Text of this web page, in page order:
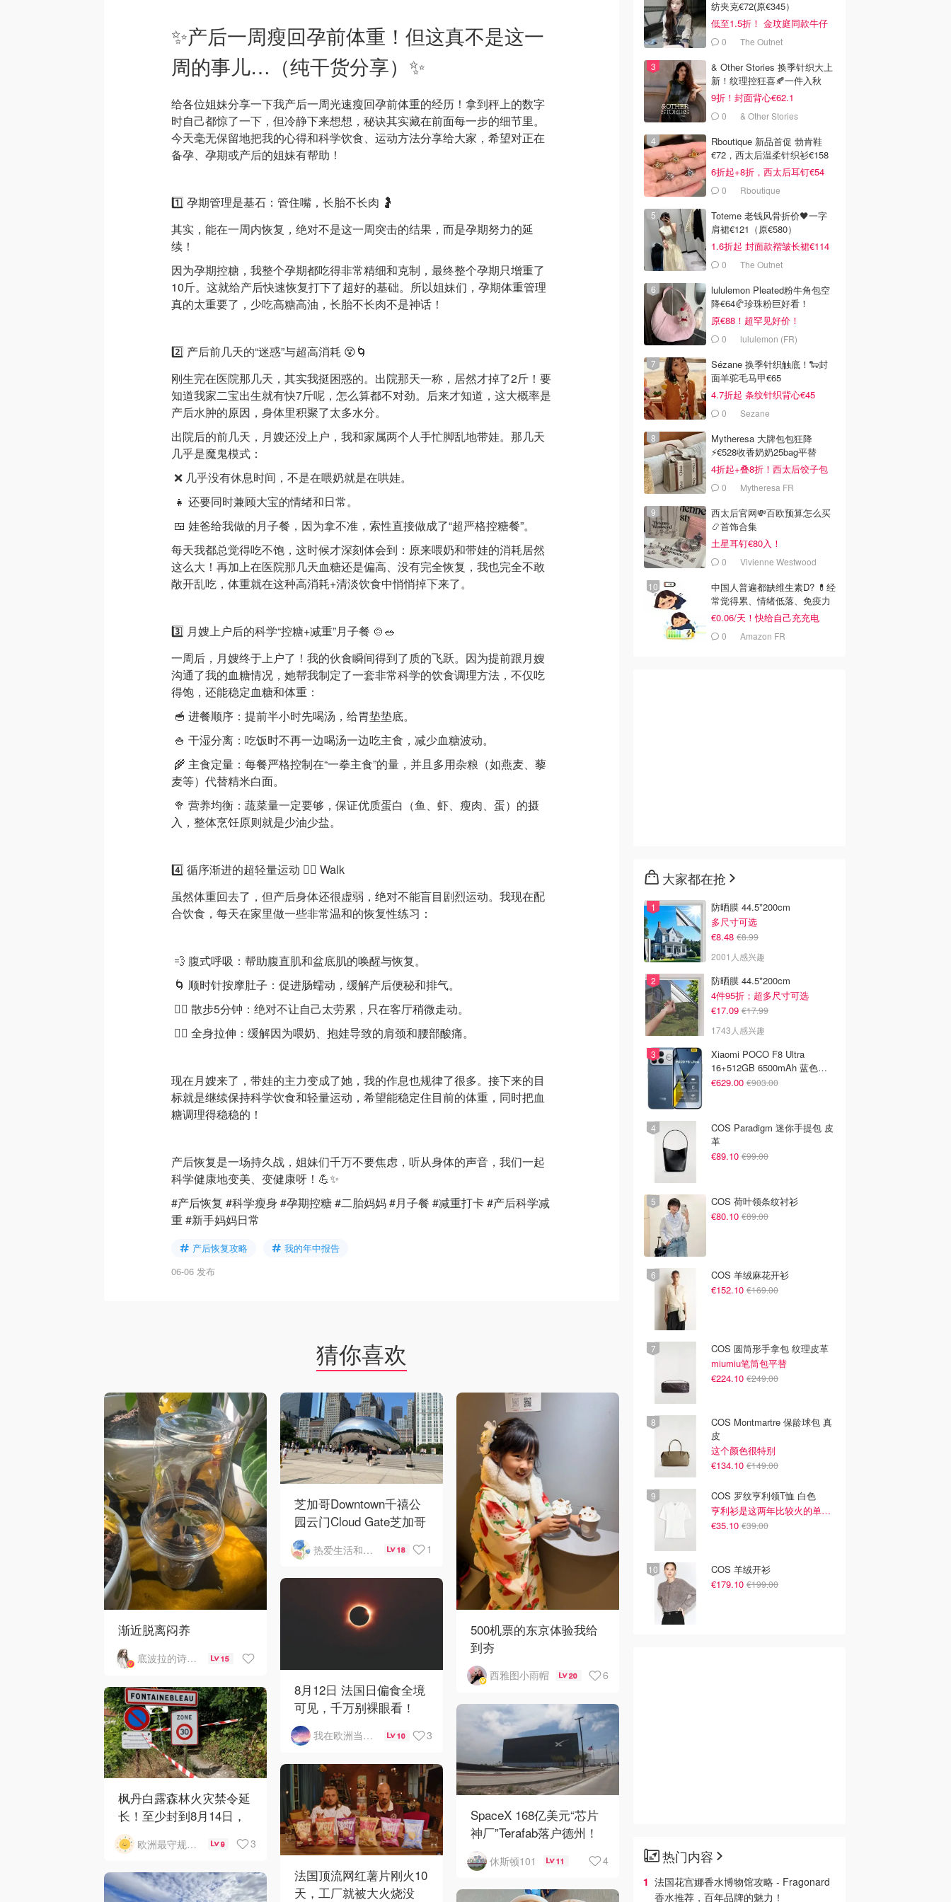
✨产后一周瘦回孕前体重！但这真不是这一
周的事儿…（纯干货分享）✨
给各位姐妹分享一下我产后一周光速瘦回孕前体重的经历！拿到秤上的数字
时自己都惊了一下，但冷静下来想想，秘诀其实藏在前面每一步的细节里。
今天毫无保留地把我的心得和科学饮食、运动方法分享给大家，希望对正在
备孕、孕期或产后的姐妹有帮助！
1️⃣ 孕期管理是基石：管住嘴，长胎不长肉 🤰
其实，能在一周内恢复，绝对不是这一周突击的结果，而是孕期努力的延
续！
因为孕期控糖，我整个孕期都吃得非常精细和克制，最终整个孕期只增重了
10斤。这就给产后快速恢复打下了超好的基础。所以姐妹们，孕期体重管理
真的太重要了，少吃高糖高油，长胎不长肉不是神话！
2️⃣ 产后前几天的“迷惑”与超高消耗 😵🌀
刚生完在医院那几天，其实我挺困惑的。出院那天一称，居然才掉了2斤！要
知道我家二宝出生就有快7斤呢，怎么算都不对劲。后来才知道，这大概率是
产后水肿的原因，身体里积聚了太多水分。
出院后的前几天，月嫂还没上户，我和家属两个人手忙脚乱地带娃。那几天
几乎是魔鬼模式：
❌ 几乎没有休息时间，不是在喂奶就是在哄娃。
👧 还要同时兼顾大宝的情绪和日常。
🍱 娃爸给我做的月子餐，因为拿不准，索性直接做成了“超严格控糖餐”。
每天我都总觉得吃不饱，这时候才深刻体会到：原来喂奶和带娃的消耗居然
这么大！再加上在医院那几天血糖还是偏高、没有完全恢复，我也完全不敢
敞开乱吃，体重就在这种高消耗+清淡饮食中悄悄掉下来了。
3️⃣ 月嫂上户后的科学“控糖+减重”月子餐 🍲🥗
一周后，月嫂终于上户了！我的伙食瞬间得到了质的飞跃。因为提前跟月嫂
沟通了我的血糖情况，她帮我制定了一套非常科学的饮食调理方法，不仅吃
得饱，还能稳定血糖和体重：
🥣 进餐顺序：提前半小时先喝汤，给胃垫垫底。
🍚 干湿分离：吃饭时不再一边喝汤一边吃主食，减少血糖波动。
🌾 主食定量：每餐严格控制在“一拳主食”的量，并且多用杂粮（如燕麦、藜
麦等）代替精米白面。
🥦 营养均衡：蔬菜量一定要够，保证优质蛋白（鱼、虾、瘦肉、蛋）的摄
入，整体烹饪原则就是少油少盐。
4️⃣ 循序渐进的超轻量运动 🧘‍♀️ Walk
虽然体重回去了，但产后身体还很虚弱，绝对不能盲目剧烈运动。我现在配
合饮食，每天在家里做一些非常温和的恢复性练习：
💨 腹式呼吸：帮助腹直肌和盆底肌的唤醒与恢复。
🌀 顺时针按摩肚子：促进肠蠕动，缓解产后便秘和排气。
🚶‍♀️ 散步5分钟：绝对不让自己太劳累，只在客厅稍微走动。
🙆‍♀️ 全身拉伸：缓解因为喂奶、抱娃导致的肩颈和腰部酸痛。
现在月嫂来了，带娃的主力变成了她，我的作息也规律了很多。接下来的目
标就是继续保持科学饮食和轻量运动，希望能稳定住目前的体重，同时把血
糖调理得稳稳的！
产后恢复是一场持久战，姐妹们千万不要焦虑，听从身体的声音，我们一起
科学健康地变美、变健康呀！💪✨
#产后恢复 #科学瘦身 #孕期控糖 #二胎妈妈 #月子餐 #减重打卡 #产后科学减
重 #新手妈妈日常
产后恢复攻略
我的年中报告
06-06 发布
猜你喜欢
渐近脱离闷养
底波拉的诗与歌 15
芝加哥Downtown千禧公
园云门Cloud Gate芝加哥
河街景❤️鳞次栉比的高楼
热爱生活和自由的轻舞飞扬 18 1
500机票的东京体验我给
到夯
西雅图小雨帽 20 6
8月12日 法国日偏食全境
可见，千万别裸眼看！
我在欧洲当NPC 10 3
枫丹白露森林火灾禁令延
长！至少封到8月14日，
徒步打卡党别空跑！
欧洲最守规矩的一天 9 3
SpaceX 168亿美元“芯片
神厂”Terafab落户德州！
休斯顿101 11 4
法国顶流网红薯片刚火10
天，工厂就被大火烧没
纺夹克€72(原€345）
低至1.5折！ 金玟庭同款牛仔
拼接夹克€144 (原€275）
0 The Outnet
& Other Stories 换季针织大上
新！纹理控狂喜🍂一件入秋
9折！封面背心€62.1
0 & Other Stories
Rboutique 新品首促 勃肯鞋
€72，西太后温柔针织衫€158
6折起+8折，西太后耳钉€54
0 Rboutique
Toteme 老钱风骨折价🖤一字
肩裙€121（原€580）
1.6折起 封面款褶皱长裙€114
0 The Outnet
lululemon Pleated粉牛角包空
降€64🥐珍珠粉巨好看！
原€88！超罕见好价！
0 lululemon (FR)
Sézane 换季针织触底！🐑封
面羊驼毛马甲€65
4.7折起 条纹针织背心€45
0 Sezane
Mytheresa 大牌包包狂降
⚡️€528收香奶奶25bag平替
4折起+叠8折！西太后饺子包
€1640 Mytheresa FR
西太后官网💸百欧预算怎么买
📿首饰合集
土星耳钉€80入！
0 Vivienne Westwood
中国人普遍都缺维生素D? 💊经
常觉得累、情绪低落、免疫力
低
€0.06/天！快给自己充充电
0 Amazon FR
大家都在抢
防晒膜 44.5*200cm
多尺寸可选
€8.48 €8.99
2001人感兴趣
防晒膜 44.5*200cm
4件95折；超多尺寸可选
€17.09 €17.99
1743人感兴趣
Xiaomi POCO F8 Ultra
16+512GB 6500mAh 蓝色手
机
€629.00 €903.00
COS Paradigm 迷你手提包 皮
革
€89.10 €99.00
COS 荷叶领条纹衬衫
€80.10 €89.00
COS 羊绒麻花开衫
€152.10 €169.00
COS 圆筒形手拿包 纹理皮革
miumiu笔筒包平替
€224.10 €249.00
COS Montmartre 保龄球包 真
皮
这个颜色很特别
€134.10 €149.00
COS 罗纹亨利领T恤 白色
亨利衫是这两年比较火的单品~
€35.10 €39.00
COS 羊绒开衫
€179.10 €199.00
热门内容
法国花宫娜香水博物馆攻略 - Fragonard
香水推荐，百年品牌的魅力！